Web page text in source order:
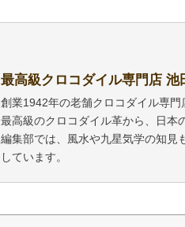
最高級クロコダイル専門店 池
創業1942年の老舗クロコダイル専門
最高級のクロコダイル革から、日本
編集部では、風水や九星気学の知見
しています。